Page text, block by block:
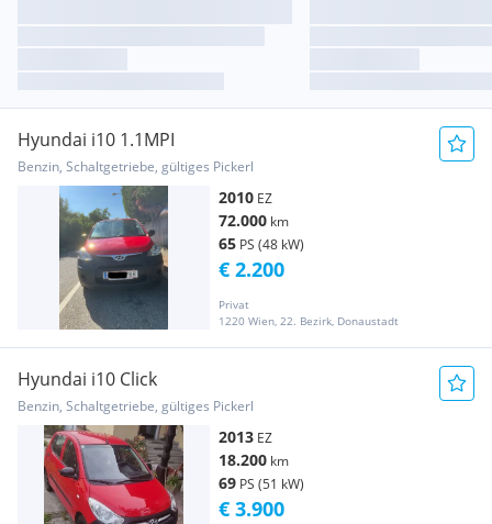
Hyundai i10 1.1MPI
Benzin, Schaltgetriebe, gültiges Pickerl
2010 EZ
72.000 km
65 PS (48 kW)
Privat
1220 Wien, 22. Bezirk, Donaustadt
€ 2.200
Hyundai i10 Click
Benzin, Schaltgetriebe, gültiges Pickerl
2013 EZ
18.200 km
69 PS (51 kW)
€ 3.900